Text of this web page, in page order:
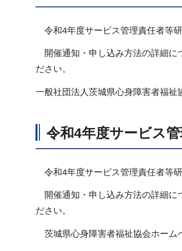
令和4年度サービス管理責任者等
開催通知・申し込み方法の詳細に
ださい。
一般社団法人茨城県心身障害者福祉
令和4年度サービス
令和4年度サービス管理責任者等
開催通知・申し込み方法の詳細に
ださい。
茨城県心身障害者福祉協会ホーム